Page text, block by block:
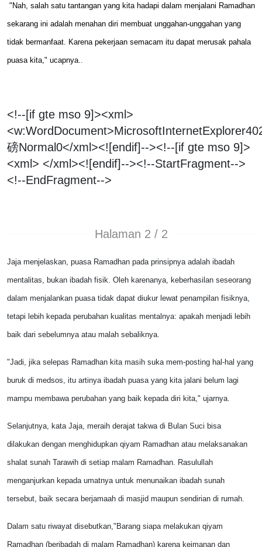
"Nah, salah satu tantangan yang kita hadapi dalam menjalani Ramadhan
sekarang ini adalah menahan diri membuat unggahan-unggahan yang
tidak bermanfaat. Karena pekerjaan semacam itu dapat merusak pahala
puasa kita," ucapnya.
<!--[if gte mso 9]><xml>
<w:WordDocument>MicrosoftInternetExplorer40
磅Normal0</xml><![endif]--><!--[if gte mso 9]>
<xml> </xml><![endif]--><!--StartFragment-->
<!--EndFragment-->
Halaman 2 / 2
Jaja menjelaskan, puasa Ramadhan pada prinsipnya adalah ibadah
mentalitas, bukan ibadah fisik. Oleh karenanya, keberhasilan seseorang
dalam menjalankan puasa tidak dapat diukur lewat penampilan fisiknya,
tetapi lebih kepada perubahan kualitas mentalnya: apakah menjadi lebih
baik dari sebelumnya atau malah sebaliknya.
"Jadi, jika selepas Ramadhan kita masih suka mem-posting hal-hal yang
buruk di medsos, itu artinya ibadah puasa yang kita jalani belum lagi
mampu membawa perubahan yang baik kepada diri kita," ujarnya.
Selanjutnya, kata Jaja, meraih derajat takwa di Bulan Suci bisa
dilakukan dengan menghidupkan qiyam Ramadhan atau melaksanakan
shalat sunah Tarawih di setiap malam Ramadhan. Rasulullah
menganjurkan kepada umatnya untuk menunaikan ibadah sunah
tersebut, baik secara berjamaah di masjid maupun sendirian di rumah.
Dalam satu riwayat disebutkan,"Barang siapa melakukan qiyam
Ramadhan (beribadah di malam Ramadhan) karena keimanan dan